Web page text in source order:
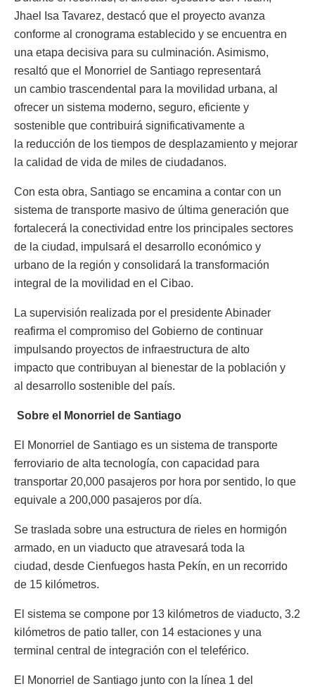
Jhael Isa Tavarez, destacó que el proyecto avanza
conforme al cronograma establecido y se encuentra en
una etapa decisiva para su culminación. Asimismo,
resaltó que el Monorriel de Santiago representará
un cambio trascendental para la movilidad urbana, al
ofrecer un sistema moderno, seguro, eficiente y
sostenible que contribuirá significativamente a
la reducción de los tiempos de desplazamiento y mejorar
la calidad de vida de miles de ciudadanos.
Con esta obra, Santiago se encamina a contar con un
sistema de transporte masivo de última generación que
fortalecerá la conectividad entre los principales sectores
de la ciudad, impulsará el desarrollo económico y
urbano de la región y consolidará la transformación
integral de la movilidad en el Cibao.
La supervisión realizada por el presidente Abinader
reafirma el compromiso del Gobierno de continuar
impulsando proyectos de infraestructura de alto
impacto que contribuyan al bienestar de la población y
al desarrollo sostenible del país.
Sobre el Monorriel de Santiago
El Monorriel de Santiago es un sistema de transporte
ferroviario de alta tecnología, con capacidad para
transportar 20,000 pasajeros por hora por sentido, lo que
equivale a 200,000 pasajeros por día.
Se traslada sobre una estructura de rieles en hormigón
armado, en un viaducto que atravesará toda la
ciudad, desde Cienfuegos hasta Pekín, en un recorrido
de 15 kilómetros.
El sistema se compone por 13 kilómetros de viaducto, 3.2
kilómetros de patio taller, con 14 estaciones y una
terminal central de integración con el teleférico.
El Monorriel de Santiago junto con la línea 1 del